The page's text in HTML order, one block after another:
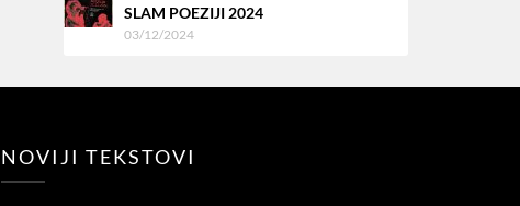
SLAM POEZIJI 2024
03/12/2024
NOVIJI TEKSTOVI